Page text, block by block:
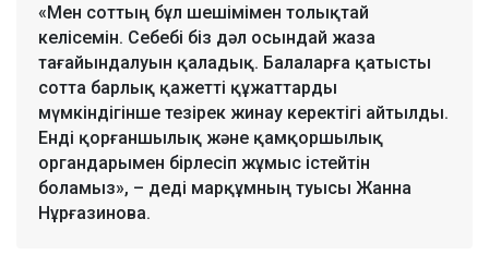
«Мен соттың бұл шешімімен толықтай
келісемін. Себебі біз дәл осындай жаза
тағайындалуын қаладық. Балаларға қатысты
сотта барлық қажетті құжаттарды
мүмкіндігінше тезірек жинау керектігі айтылды.
Енді қорғаншылық және қамқоршылық
органдарымен бірлесіп жұмыс істейтін
боламыз», – деді марқұмның туысы Жанна
Нұрғазинова.